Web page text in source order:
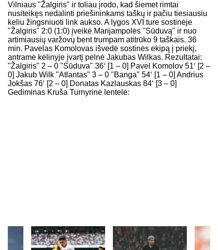
Vilniaus "Žalgiris" ir toliau įrodo, kad šiemet rimtai
nusiteikęs nedalinti priešininkams taškų ir pačiu tiesiausiu
keliu žingsniuoti link aukso. A lygos XVI ture sostinėje
"Žalgiris" 2:0 (1:0) įveikė Marijampolės "Sūduvą" ir nuo
artimiausių varžovų bent trumpam atitrūko 9 taškais. 36
min. Pavelas Komolovas išvedė sostinės ekipą į priekį,
antrame kėlinyje įvartį pelnė Jakubas Wilkas. Rezultatai:
"Žalgiris" 2 – 0 "Sūduva" 36‘ [1 – 0] Pavel Komolov 51‘ [2 –
0] Jakub Wilk "Atlantas" 3 – 0 "Banga" 54‘ [1 – 0] Andrius
Jokšas 76‘ [2 – 0] Donatas Kazlauskas 84‘ [3 – 0]
Gediminas Kruša Turnyrinė lentelė: